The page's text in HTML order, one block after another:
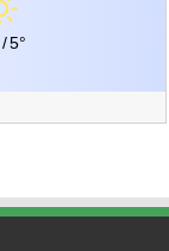
/5°